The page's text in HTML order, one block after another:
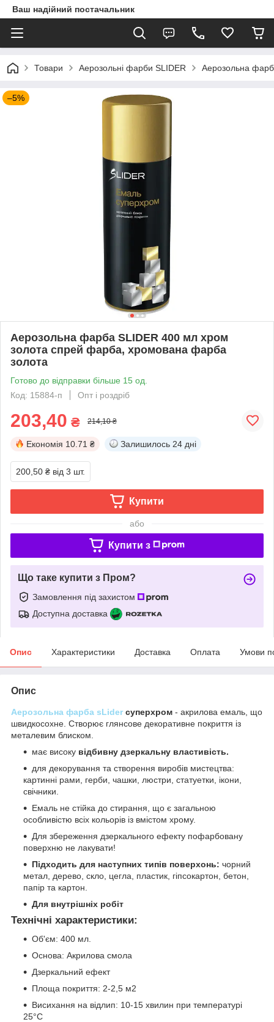
Ваш надійний постачальник
Товари Аерозольні фарби SLIDER Аерозольна
–5%
Аерозольна фарба SLIDER 400 мл хром
золота спрей фарба, хромована фарба
золота
Готово до відправки більше 15 од.
Код: 15884-п
Опт і роздріб
203,40 ₴ 214,10 ₴
Економія 10.71 ₴ Залишилось 24 дні
200,50 ₴ від 3 шт.
Купити
або
Купити з
Що таке купити з Пром?
Замовлення під захистом
Доступна доставка
Опис Характеристики Доставка Оплата Умови
Опис
Аерозольна фарба sLider суперхром - акрилова емаль, що
швидкосохне. Створює глянсове декоративне покриття із
металевим блиском.
має високу відбивну дзеркальну властивість.
для декорування та створення виробів мистецтва:
картинні рами, герби, чашки, люстри, статуетки, ікони,
свічники.
Емаль не стійка до стирання, що є загальною
особливістю всіх кольорів із вмістом хрому.
Для збереження дзеркального ефекту пофарбовану
поверхню не лакувати!
Підходить для наступних типів поверхонь: чорний
метал, дерево, скло, цегла, пластик, гіпсокартон, бетон,
папір та картон.
Для внутрішніх робіт
Технічні характеристики:
Об'єм: 400 мл.
Основа: Акрилова смола
Дзеркальний ефект
Площа покриття: 2-2,5 м2
Висихання на відлип: 10-15 хвилин при температурі
25°C